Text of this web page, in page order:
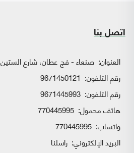
اتصل بنا
العنوان: صنعاء - فج عطان، شارع الستين
رقم التلفون: 9671450121
رقم التلفون: 9671445993
هاتف محمول: 770445995
واتساب:
البريد الإلكتروني: راسلنا